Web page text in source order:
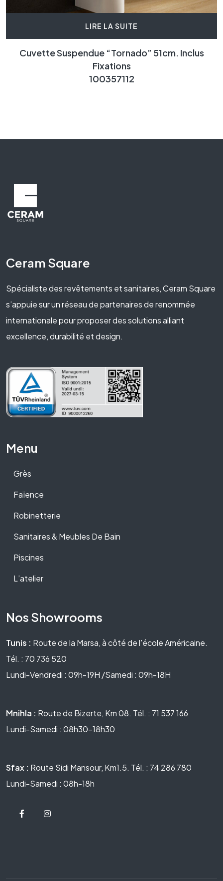
LIRE LA SUITE
Cuvette Suspendue “Tornado” 51cm. Inclus
Fixations
100357112
Ceram Square
Spécialiste des revêtements et sanitaires, Ceram Square
s’appuie sur un réseau de partenaires de renommée
internationale pour proposer des solutions alliant
excellence, durabilité et design.
Menu
Grès
Faïence
Robinetterie
Sanitaires & Meubles De Bain
Piscines
L’atelier
Nos Showrooms
Tunis : Route de la Marsa, à côté de l'école Américaine.
Tél. : 70 736 520
Lundi-Vendredi : 09h-19H /Samedi : 09h-18H
Mnihla : Route de Bizerte, Km 08. Tél. : 71 537 166
Lundi-Samedi : 08h30-18h30
Sfax : Route Sidi Mansour, Km1.5. Tél. : 74 286 780
Lundi-Samedi : 08h-18h